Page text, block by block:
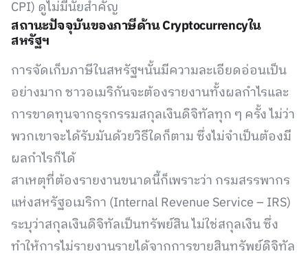
CPI) ดูไม่มีนัยสำคัญ
สถานะปัจจุบันของภาษีด้าน Cryptocurrencyใน
สหรัฐฯ
การจัดเก็บภาษีในสหรัฐฯนั้นมีความละเอียดอ่อนเป็น
อย่างมาก ชาวอเมริกันจะต้องรายงานทั้งผลกำไรและ
การขาดทุนจากธุรกรรมสกุลเงินดิจิทัลทุก ๆ ครั้ง ไม่ว่า
พวกเขาจะได้รับมันด้วยวิธีใดก็ตาม ซึ่งไม่จำเป็นต้องมี
ผลกำไรก็ได้
สาเหตุที่ต้องรายงานขนาดนี้ก็เพราะว่า กรมสรรพากร
แห่งสหรัฐอเมริกา (Internal Revenue Service – IRS)
ระบุว่าสกุลเงินดิจิทัลเป็นทรัพย์สิน ไม่ใช่สกุลเงิน ซึ่ง
ทำให้การไม่รายงานรายได้จากการขายสินทรัพย์ดิจิทัล